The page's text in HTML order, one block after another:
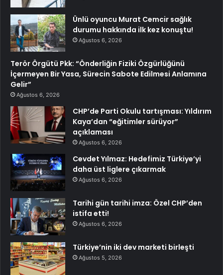
Ünlü oyuncu Murat Cemcir sağlık
durumu hakkında ilk kez konuştu!
Ağustos 6, 2026
Terör Örgütü Pkk: “Önderliğin Fiziki Özgürlüğünü
İçermeyen Bir Yasa, Sürecin Sabote Edilmesi Anlamına
Gelir”
Ağustos 6, 2026
CHP’de Parti Okulu tartışması: Yıldırım
Kaya’dan “eğitimler sürüyor”
açıklaması
Ağustos 6, 2026
Cevdet Yılmaz: Hedefimiz Türkiye’yi
daha üst liglere çıkarmak
Ağustos 6, 2026
Tarihi gün tarihi imza: Özel CHP’den
istifa etti!
Ağustos 6, 2026
Türkiye’nin iki dev marketi birleşti
Ağustos 5, 2026